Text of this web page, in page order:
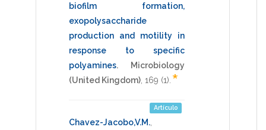
biofilm formation,
exopolysaccharide
production and motility in
response to specific
polyamines.
Microbiology
(United Kingdom) 169 (1). *
Artículo
Chavez-Jacobo,V.M.